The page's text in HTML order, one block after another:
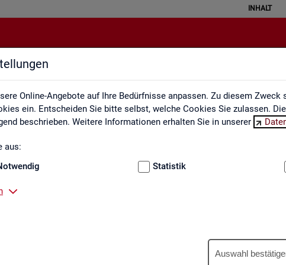
Online-Angebote auf Ihre Bedürfnisse anpassen. Zu diesem Zweck
ein. Entscheiden Sie bitte selbst, welche Cookies Sie zulassen.
beschrieben. Weitere Informationen erhalten Sie in unserer
aus:
Statistik
Auswahl
INHALT
Ausbildungsmarkt
zum Aus­bil­dungs­markt in in­ter­ak­ti­ven Gra­fi­ken und Ta­bel­len. Für